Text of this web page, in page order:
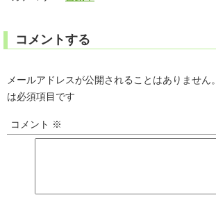
コメントする
メールアドレスが公開されることはありません。
は必須項目です
コメント ※